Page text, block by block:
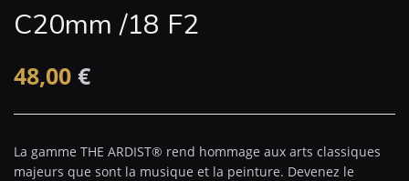
C20mm /18 F2
48,00 €
La gamme THE ARDIST® rend hommage aux arts classiques
majeurs que sont la musique et la peinture. Devenez le